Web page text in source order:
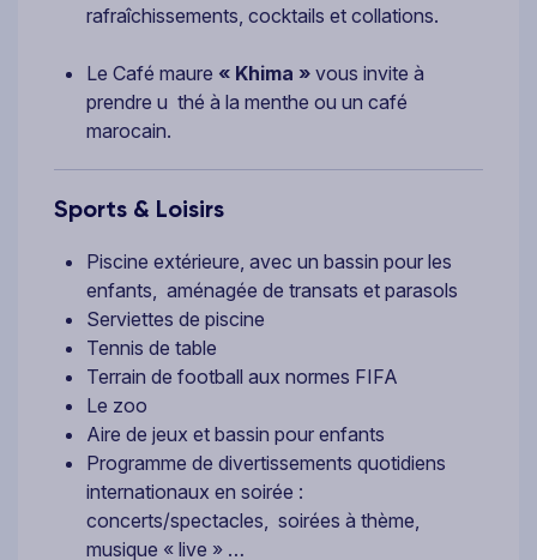
rafraîchissements, cocktails et collations.
Le Café maure « Khima » vous invite à
prendre u thé à la menthe ou un café
marocain.
Sports & Loisirs
Piscine extérieure, avec un bassin pour les
enfants, aménagée de transats et parasols
Serviettes de piscine
Tennis de table
Terrain de football aux normes FIFA
Le zoo
Aire de jeux et bassin pour enfants
Programme de divertissements quotidiens
internationaux en soirée :
concerts/spectacles, soirées à thème,
musique « live » …